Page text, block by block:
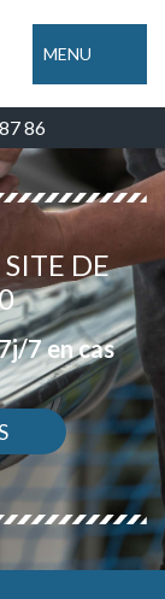
MENU
86
DE
7 en cas